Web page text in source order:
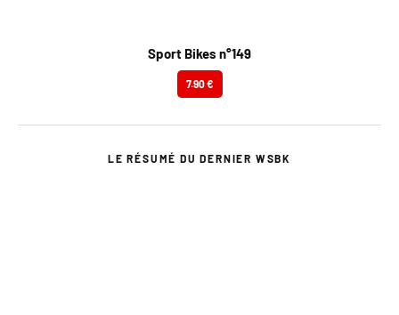
Sport Bikes n°149
7.90 €
LE RÉSUMÉ DU DERNIER WSBK